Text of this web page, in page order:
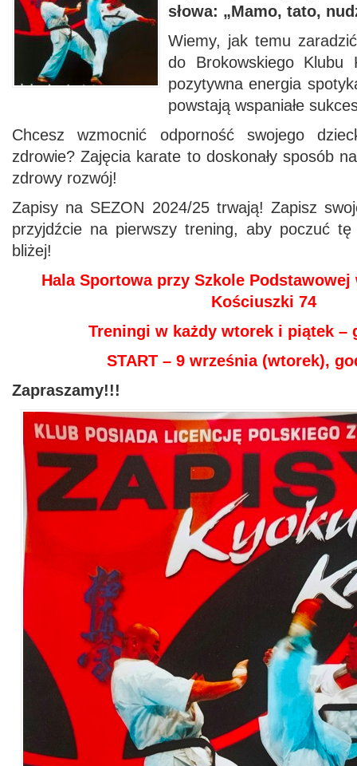
słowa: „Mamo, tato,
Wiemy, jak temu
do Brokowskiego Klubu
pozytywna energia
powstają wspaniałe
Chcesz wzmocnić odporność swojego
zdrowie? Zajęcia karate to doskonały sposób
zdrowy rozwój!
Zapisy na SEZON 2024/25 trwają! Zapisz
przyjdźcie na pierwszy trening, aby poczuć
bliżej!
Hala Sportowa przy Szkole
Kościuszki 74
Treningi w każdy wtorek i piątek –
START – 9 września (wtorek),
Zapraszamy!!!